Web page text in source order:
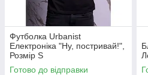
Футболка Urbanist
Електроніка "Ну, постривай!",
Розмір S
Готово до відправки